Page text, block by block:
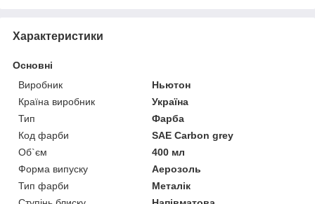
Характеристики
Основні
Виробник
Ньютон
Країна виробник
Україна
Тип
Фарба
Код фарби
SAE Carbon grey
Об`єм
400 мл
Форма випуску
Аерозоль
Тип фарби
Металік